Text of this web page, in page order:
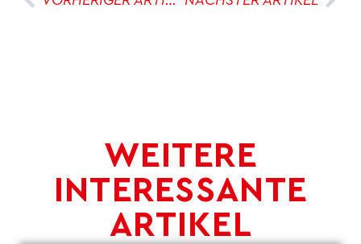
WEITERE
INTERESSANTE
ARTIKEL